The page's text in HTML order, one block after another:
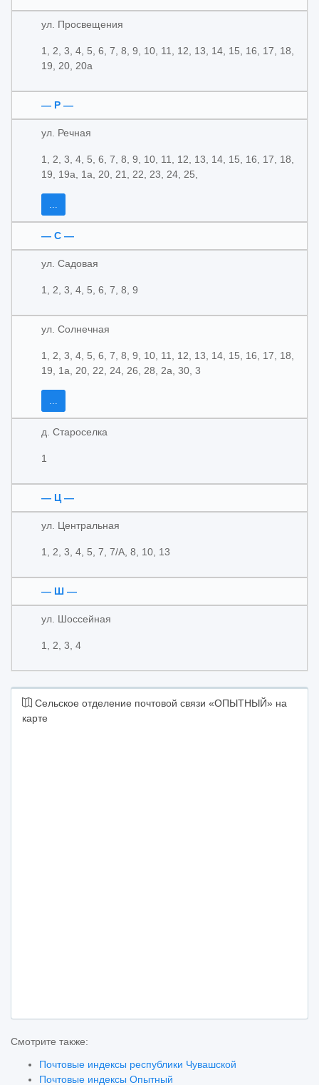
ул. Просвещения
1, 2, 3, 4, 5, 6, 7, 8, 9, 10, 11, 12, 13, 14, 15, 16, 17, 18,
19, 20, 20а
— Р —
ул. Речная
1, 2, 3, 4, 5, 6, 7, 8, 9, 10, 11, 12, 13, 14, 15, 16, 17, 18,
19, 19а, 1а, 20, 21, 22, 23, 24, 25,
...
— С —
ул. Садовая
1, 2, 3, 4, 5, 6, 7, 8, 9
ул. Солнечная
1, 2, 3, 4, 5, 6, 7, 8, 9, 10, 11, 12, 13, 14, 15, 16, 17, 18,
19, 1а, 20, 22, 24, 26, 28, 2а, 30, 3
...
д. Староселка
1
— Ц —
ул. Центральная
1, 2, 3, 4, 5, 7, 7/А, 8, 10, 13
— Ш —
ул. Шоссейная
1, 2, 3, 4
Сельское отделение почтовой связи «ОПЫТНЫЙ» на
карте
Смотрите также:
Почтовые индексы республики Чувашской
Почтовые индексы Опытный